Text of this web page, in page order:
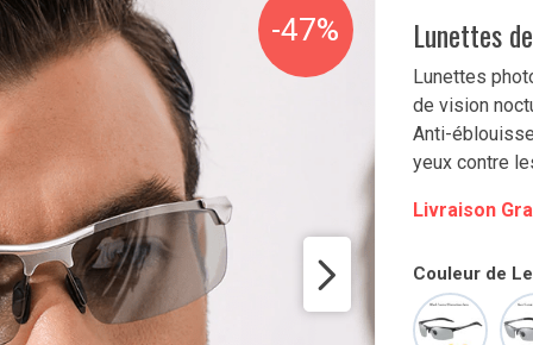
-47% Lunettes
Lunettes
de vision
Anti-
yeux contre
Livraison
Couleur de